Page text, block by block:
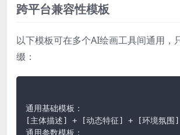
跨平台兼容性模板
以下模板可在多个AI绘画工具间通用，
缀：
[主体描述]
+ [动态特征] + [环境氛围]